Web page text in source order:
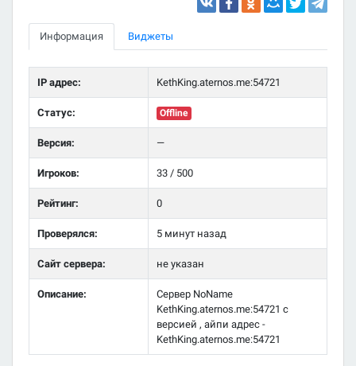
Информация Виджеты
IP адрес: KethKing.aternos.me:54721
Статус: Offline
Версия: —
Игроков: 33 / 500
Рейтинг: 0
Проверялся: 5 минут назад
Сайт сервера: не указан
Описание:
Сервер NoName
KethKing.aternos.me:54721 с
версией , айпи адрес -
KethKing.aternos.me:54721